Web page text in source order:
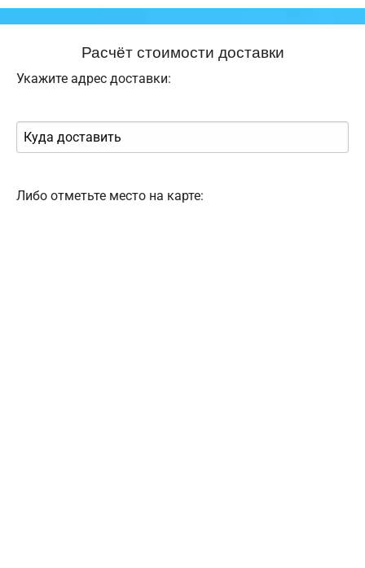
Расчёт стоимости доставки
Укажите адрес доставки:
Либо отметьте место на карте: